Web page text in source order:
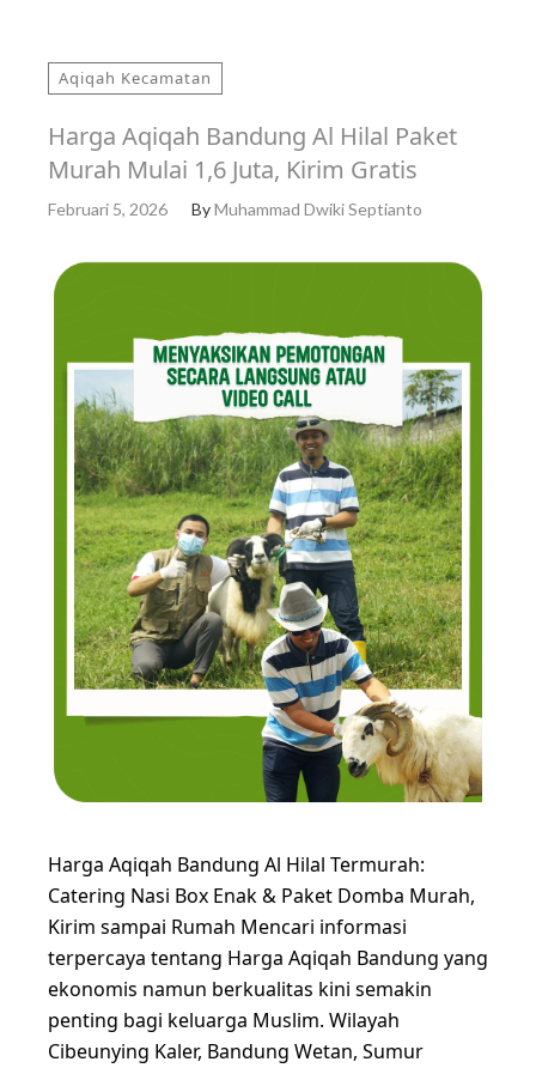
Aqiqah Kecamatan
Harga Aqiqah Bandung Al Hilal Paket
Murah Mulai 1,6 Juta, Kirim Gratis
Februari 5, 2026 ByMuhammad Dwiki Septianto
Harga Aqiqah Bandung Al Hilal Termurah:
Catering Nasi Box Enak & Paket Domba Murah,
Kirim sampai Rumah Mencari informasi
terpercaya tentang Harga Aqiqah Bandung yang
ekonomis namun berkualitas kini semakin
penting bagi keluarga Muslim. Wilayah
Cibeunying Kaler, Bandung Wetan, Sumur